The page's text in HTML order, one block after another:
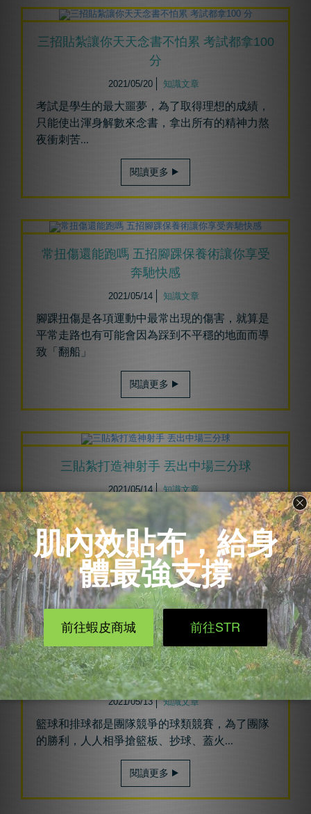
三招貼紮讓你天天念書不怕累 考試都拿100
分
2021/05/20 知識文章
考試是學生的最大噩夢，為了取得理想的成績，
只能使出渾身解數來念書，拿出所有的精神力熬
夜衝刺苦...
閱讀更多
常扭傷還能跑嗎 五招腳踝保養術讓你享受
奔馳快感
2021/05/14 知識文章
腳踝扭傷是各項運動中最常出現的傷害，就算是
平常走路也有可能會因為踩到不平穩的地面而導
致「翻船」
閱讀更多
三貼紮打造神射手 丟出中場三分球
2021/05/14 知識文章
瞬息萬變的籃球場上，最讓人害怕的就是，遠距
離的投籃高手，他們不用切入禁區硬拚就能造成
巨大的威脅，一旦在外線得到空檔
閱讀更多
打球吃蘿蔔乾別硬撐 三招貼紮避免二度傷
害
2021/05/13 知識文章
籃球和排球都是團隊競爭的球類競賽，為了團隊
的勝利，人人相爭搶籃板、抄球、蓋火...
閱讀更多